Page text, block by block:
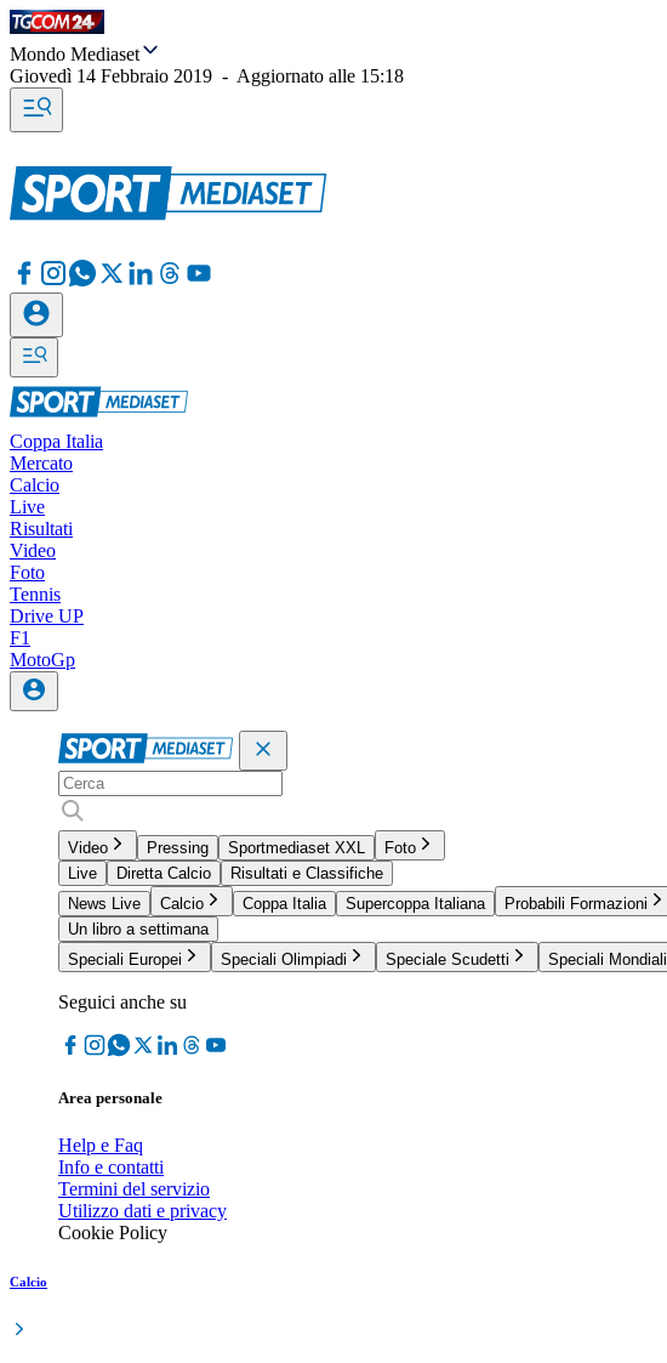
Mondo Mediaset
Giovedì 14 Febbraio 2019 - Aggiornato alle 15:18
Coppa Italia
Mercato
Calcio
Live
Risultati
Video
Foto
Tennis
Drive UP
F1
MotoGp
Video Pressing Sportmediaset XXL
Foto
Live
Diretta Calcio
Risultati e Classifiche
News Live
Calcio Coppa Italia Supercoppa Italiana Probabili Formazioni
Un libro a settimana
Speciali Europei
Speciali Olimpiadi Speciale Scudetti Speciali Mondiali
Seguici anche su
Area personale
Help e Faq
Info e contatti
Termini del servizio
Utilizzo dati e privacy
Cookie Policy
Calcio